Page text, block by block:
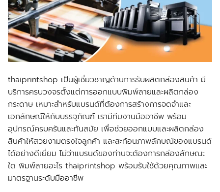
thaiprintshop เป็นผู้เชี่ยวชาญด้านการรับผลิตกล่องสินค้า มี
บริการครบวงจรตั้งแต่การออกแบบพิมพ์ลายและผลิตกล่อง
กระดาษ เหมาะสําหรับแบรนด์ที่ต้องการสร้างการจดจําและ
เอกลักษณ์ให้กับบรรจุภัณฑ์ เรามีทีมงานมืออาชีพ พร้อม
อุปกรณ์ครบครันและทันสมัย เพื่อช่วยออกแบบและผลิตกล่อง
สินค้าให้สวยงามตรงใจลูกค้า และสะท้อนภาพลักษณ์ของแบรนด์
ได้อย่างดีเยี่ยม ไม่ว่าแบรนด์ของท่านจะต้องการกล่องลักษณะ
ใด พิมพ์ลายอะไร thaiprintshop พร้อมรับใช้ด้วยคุณภาพและ
มาตรฐานระดับมืออาชีพ